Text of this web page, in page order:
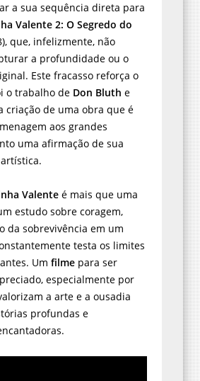
a sua sequência direta para
Valente 2: O Segredo do
que, infelizmente, não
a profundidade ou o
Este fracasso reforça o
o trabalho de Don Bluth e
criação de uma obra que é
aos grandes
uma afirmação de sua
Valente é mais que uma
estudo sobre coragem,
da sobrevivência em um
testa os limites
Um filme para ser
especialmente por
a arte e a ousadia
profundas e